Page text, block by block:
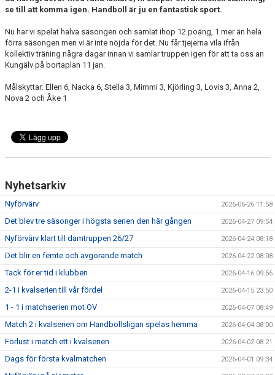
se till att komma igen. Handboll är ju en fantastisk sport.
Nu har vi spelat halva säsongen och samlat ihop 12 poäng, 1 mer än hela
förra säsongen men vi är inte nöjda för det. Nu får tjejerna vila ifrån
kollektiv träning några dagar innan vi samlar truppen igen för att ta oss an
Kungälv på bortaplan 11 jan.
Målskyttar: Ellen 6, Nacka 6, Stella 3, Mimmi 3, Kjörling 3, Lovis 3, Anna 2,
Nova 2 och Åke 1
Nyhetsarkiv
Nyförvärv 2026-06-26 11:58
Det blev tre säsonger i högsta serien den här gången 2026-04-27 09:54
Nyförvärv klart till damtruppen 26/27 2026-04-24 08:18
Det blir en femte och avgörande match 2026-04-22 08:08
Tack för er tid i klubben 2026-04-16 09:56
2-1 i kvalserien till vår fördel 2026-04-15 23:50
1 - 1 i matchserien mot OV 2026-04-07 08:49
Match 2 i kvalserien om Handbollsligan spelas hemma 2026-04-04 08:00
Förlust i match ett i kvalserien 2026-04-02 08:21
Dags för första kvalmatchen 2026-04-01 09:34